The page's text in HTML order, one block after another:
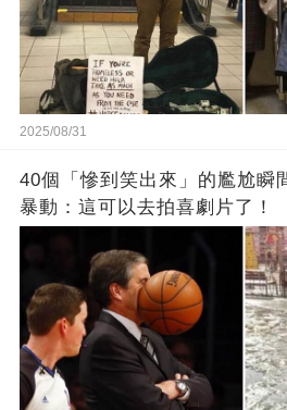
2025/08/31
40個「慘到笑出來」的尷尬瞬
暴動：這可以去拍喜劇片了！